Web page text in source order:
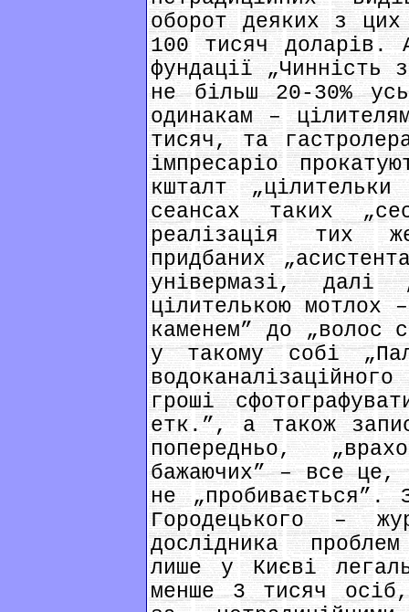
оборот деяких з
100 тисяч доларів.
фундації „Чинність
не більш 20-30%
одинакам –
тисяч, та
імпресаріо
кшталт
сеансах таких
реалізація тих
придбаних
універмазі, далі
цілителькою мотлох
каменем” до „волос
у такому собі
гроші
етк.”, а також
попередньо,
бажаючих” – все це,
не „пробивається”.
Городецького –
дослідника
лише у Києві
менше 3 тисяч